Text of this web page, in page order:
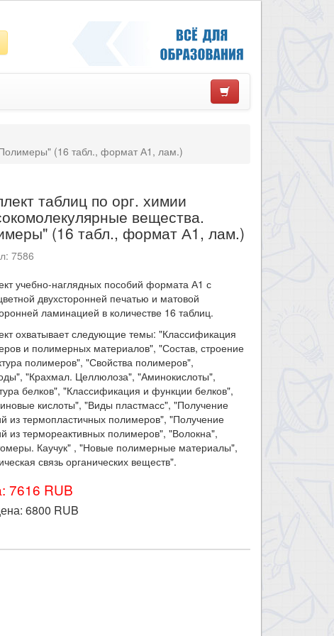
(16 табл., формат А1, лам.)
таблиц по орг. химии
вещества.
(16 табл., формат А1, лам.)
7586
учебно-наглядных пособий формата А1 с
двухсторонней печатью и матовой
ламинацией в количестве 16 таблиц.
охватывает следующие темы: "Классификация
и полимерных материалов", "Состав, строение
полимеров", "Свойства полимеров",
"Крахмал. Целлюлоза", "Аминокислоты",
белков", "Классификация и функции белков",
кислоты", "Виды пластмасс", "Получение
из термопластичных полимеров", "Получение
из термореактивных полимеров", "Волокна",
Каучук" , "Новые полимерные материалы",
связь органических веществ".
7616 RUB
6800 RUB